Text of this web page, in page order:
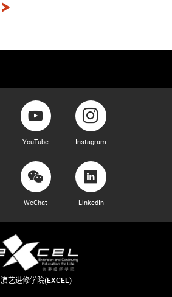
YouTube Instagram
WeChat LinkedIn
演艺进修学院(EXCEL)